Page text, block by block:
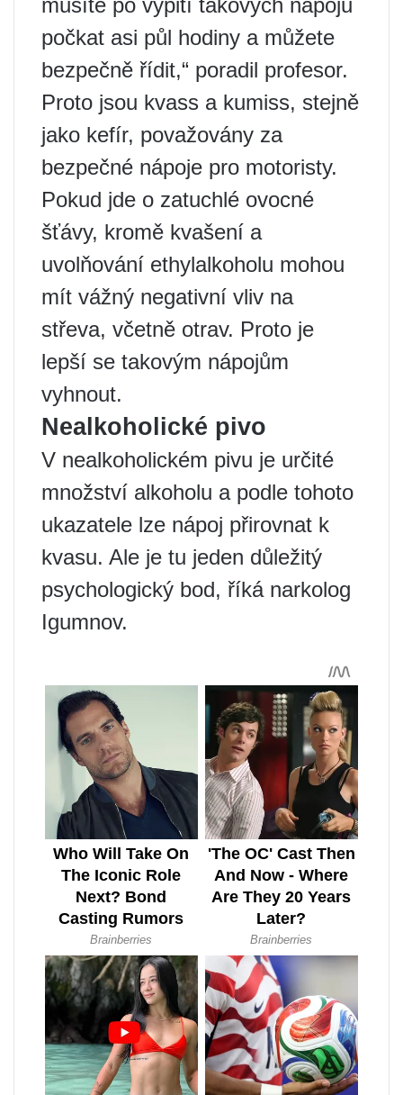
počkat asi půl hodiny a můžete
bezpečně řídit,“ poradil profesor.
Proto jsou kvass a kumiss, stejně
jako kefír, považovány za
bezpečné nápoje pro motoristy.
Pokud jde o zatuchlé ovocné
šťávy, kromě kvašení a
uvolňování ethylalkoholu mohou
mít vážný negativní vliv na
střeva, včetně otrav. Proto je
lepší se takovým nápojům
vyhnout.
Nealkoholické pivo
V nealkoholickém pivu je určité
množství alkoholu a podle tohoto
ukazatele lze nápoj přirovnat k
kvasu. Ale je tu jeden důležitý
psychologický bod, říká narkolog
Igumnov.